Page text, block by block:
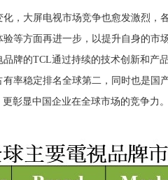
大屏电视市场竞争也愈发激烈，
等方面再进一步，以提升自身的市
牌的TCL通过持续的技术创新和产
率稳定排名全球第二，同时也是国
彰显中国企业在全球市场的竞争力